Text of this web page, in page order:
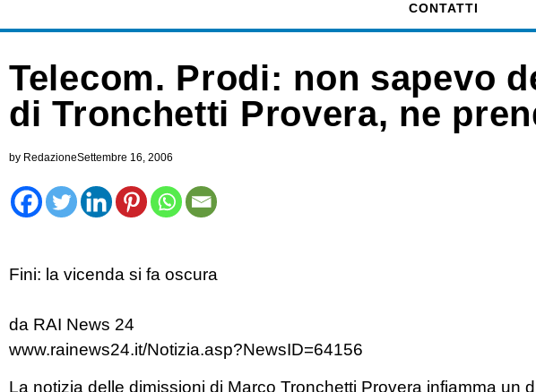
CONTATTI
Telecom. Prodi: non sapevo
di Tronchetti Provera, ne
by RedazioneSettembre 16, 2006
Fini: la vicenda si fa oscura
da RAI News 24
www.rainews24.it/Notizia.asp?NewsID=64156
La notizia delle dimissioni di Marco Tronchetti Provera infiamma un